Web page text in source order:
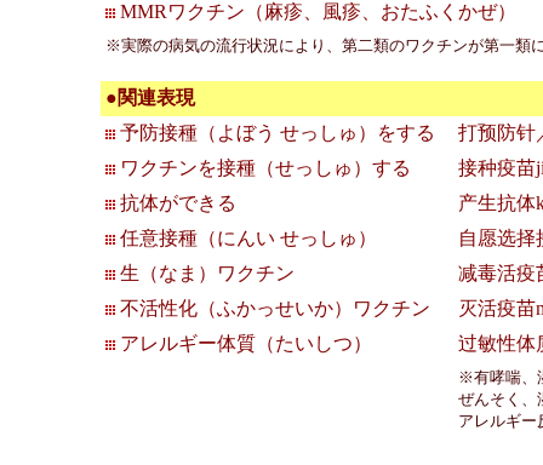
MMRワクチン（麻疹、風疹、おたふくかぜ）
※実際の病気の流行状況により、第二類のワクチンが第一類
●関連表現
予防接種（よぼう せっしゅ）をする
打预防针
ワクチンを接種（せっしゅ）する
接种疫苗
抗体ができる
产生抗
任意接種（にんい せっしゅ）
自愿选择
生（なま）ワクチン
减毒活疫
不活性化（ふかっせいか）ワクチン
灭活疫苗
アレルギー体質（たいしつ）
过敏性体
※有哮喘、
ぜんそく、
アレルギー